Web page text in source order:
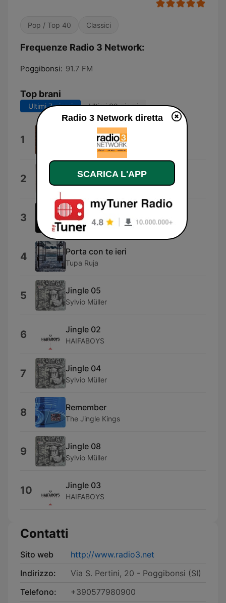
Pop / Top 40 Classici
Frequenze Radio 3 Network:
Poggibonsi: 91.7 FM
Top brani
Ultimi 7 giorni Ultimi 30 giorni
1 Il Femminile
Asymmetrique
2 Verticale Maschile
Peter Irock
3 In the Night
Nerd
4 Porta con te ieri
Tupa Ruja
5 Jingle 05
Sylvio Müller
6 Jingle 02
HAIFABOYS
7 Jingle 04
Sylvio Müller
8 Remember
The Jingle Kings
9 Jingle 08
Sylvio Müller
10 Jingle 03
HAIFABOYS
Contatti
Sito web
http://www.radio3.net
Indirizzo:
Via S. Pertini, 20 - Poggibonsi (SI)
Telefono:
+390577980900
Radio 3 Network diretta
SCARICA L'APP